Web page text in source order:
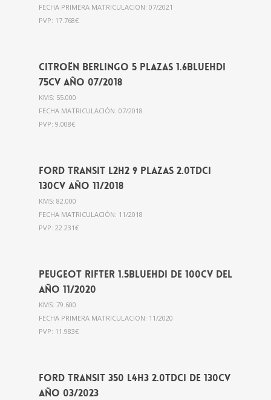
FECHA PRIMERA MATRICULACION: 07/2021
PVP: 17.768€
Citroën Berlingo 5 plazas 1.6BlueHdi
75cv año 07/2018
KMS: 55.000
FECHA MATRICULACIÓN: 07/2018
PVP: 9.008€
Ford Transit L2H2 9 plazas 2.0Tdci
130cv año 11/2018
KMS: 82.000
FECHA MATRICULACIÓN: 11/2018
PVP: 22.231€
Peugeot Rifter 1.5BlueHdi de 100cv del
año 11/2020
KMS: 79.600
FECHA PRIMERA MATRICULACION: 11/2020
PVP: 11.983€
Ford Transit 350 L4H3 2.0Tdci de 130cv
año 03/2023